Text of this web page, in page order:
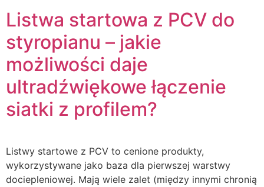
Listwa startowa z PCV do
styropianu – jakie
możliwości daje
ultradźwiękowe łączenie
siatki z profilem?
Listwy startowe z PCV to cenione produkty,
wykorzystywane jako baza dla pierwszej warstwy
dociepleniowej. Mają wiele zalet (między innymi chronią